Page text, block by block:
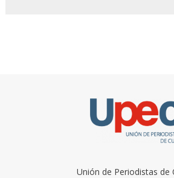
Unión de Periodistas de